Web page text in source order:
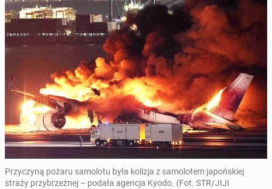
Przyczyną pożaru samolotu była kolizja z samolotem japońskiej
straży przybrzeżnej – podała agencja Kyodo. (Fot. STR/JIJI